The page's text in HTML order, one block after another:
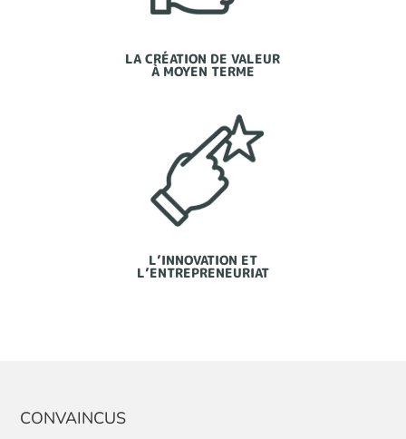
LA CRÉATION DE VALEUR
À MOYEN TERME
L’INNOVATION ET
L’ENTREPRENEURIAT
CONVAINCUS